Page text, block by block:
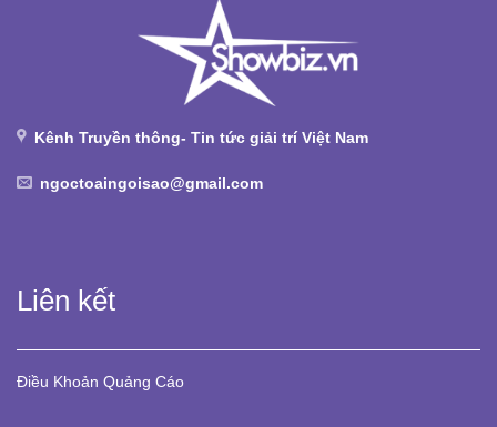
Kênh Truyền thông- Tin tức giải trí Việt Nam
ngoctoaingoisao@gmail.com
Liên kết
Điều Khoản Quảng Cáo